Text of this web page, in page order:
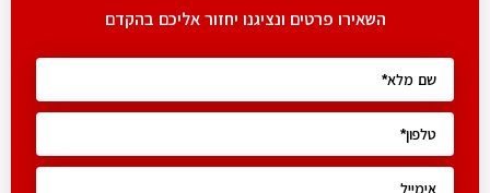
השאירו פרטים ונציגנו יחזור אליכם בהקדם